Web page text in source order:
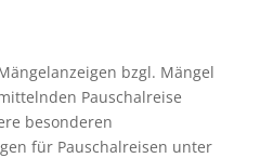
bzgl. Mängel
Pauschalreise
besonderen
für Pauschalreisen unter